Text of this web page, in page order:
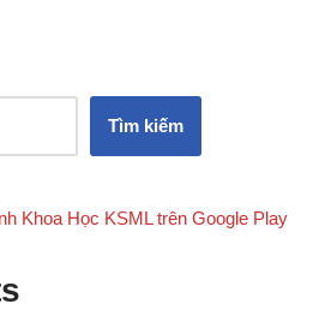
Tìm kiếm
Khoa Học KSML trên Google Play